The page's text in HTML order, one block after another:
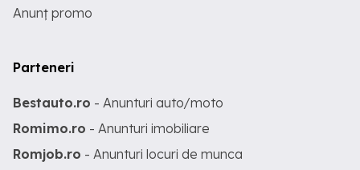
Anunț promo
Parteneri
Bestauto.ro - Anunturi auto/moto
Romimo.ro - Anunturi imobiliare
Romjob.ro - Anunturi locuri de munca